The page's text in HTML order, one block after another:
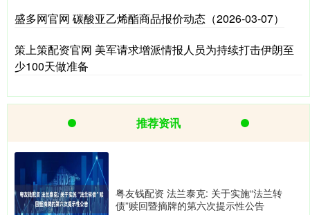
盛多网官网 碳酸亚乙烯酯商品报价动态（2026-03-07）
策上策配资官网 美军请求增派情报人员为持续打击伊朗至
少100天做准备
推荐资讯
粤友钱配资 法兰泰克: 关于实施“法兰转
债”赎回暨摘牌的第六次提示性公告